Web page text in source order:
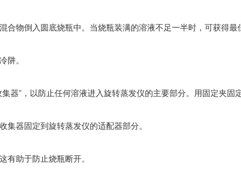
物倒入圆底烧瓶中。当烧瓶装满的溶液不足一半时，可获得最
阱。
”，以防止任何溶液进入旋转蒸发仪的主要部分。用固定夹固定
器固定到旋转蒸发仪的适配器部分。
助于防止烧瓶断开。